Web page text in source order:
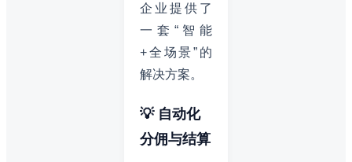
企业提供了
一套“智能
+全场景”的
解决方案。
💡 自动化
分佣与结算